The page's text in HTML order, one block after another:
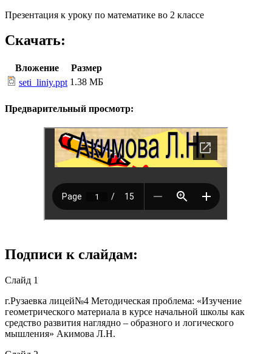
Презентация к уроку по математике во 2 классе
Скачать:
Вложение
Размер
seti_liniy.ppt 1.38 МБ
Предварительный просмотр:
Подписи к слайдам:
Слайд 1
г.Рузаевка лицей№4 Методическая проблема: «Изучение
геометрического материала в курсе начальной школы как
средство развития наглядно – образного и логического
мышления» Акимова Л.Н.